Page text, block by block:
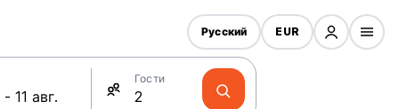
Гости
Русский EUR